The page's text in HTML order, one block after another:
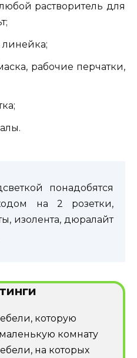
растворитель для
рабочие перчатки,
понадобятся
на 2 розетки,
изолента, дюралайт
которую
комнату
на которых